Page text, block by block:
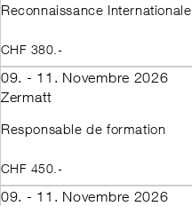
Reconnaissance Internationale
CHF 380.-
09. - 11. Novembre 2026
Zermatt
Responsable de formation
CHF 450.-
09. - 11. Novembre 2026